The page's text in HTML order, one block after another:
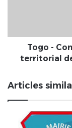
ATIGAN.
définitif
apaiser
Togo -
territorial
Articles